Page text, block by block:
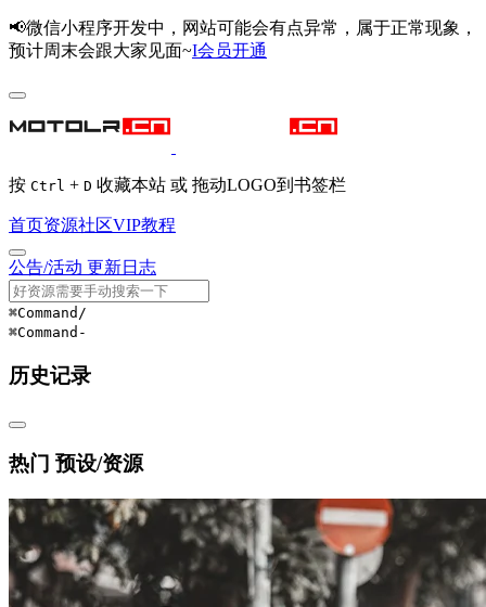
📢微信小程序开发中，网站可能会有点异常，属于正常现象，
预计周末会跟大家见面~I会员开通
按 Ctrl + D 收藏本站 或 拖动LOGO到书签栏
首页资源社区VIP教程
公告/活动 更新日志
⌘Command /
⌘Command -
历史记录
热门 预设/资源